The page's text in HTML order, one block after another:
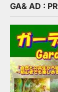
GA& AD : PR